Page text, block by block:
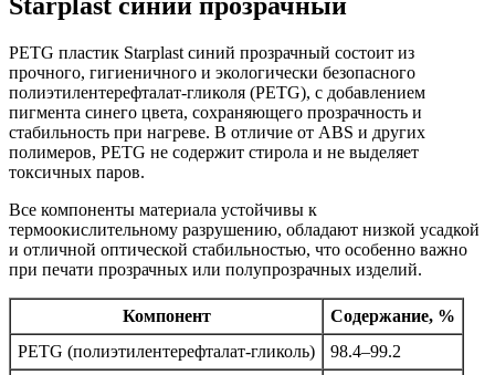
PETG пластик Starplast синий прозрачный состоит из
прочного, гигиеничного и экологически безопасного
полиэтилентерефталат-гликоля (PETG), с добавлением
пигмента синего цвета, сохраняющего прозрачность и
стабильность при нагреве. В отличие от ABS и других
полимеров, PETG не содержит стирола и не выделяет
токсичных паров.
Все компоненты материала устойчивы к
термоокислительному разрушению, обладают низкой усадкой
и отличной оптической стабильностью, что особенно важно
при печати прозрачных или полупрозрачных изделий.
Компонент
Содержание, %
PETG (полиэтилентерефталат-гликоль)
98.4–99.2